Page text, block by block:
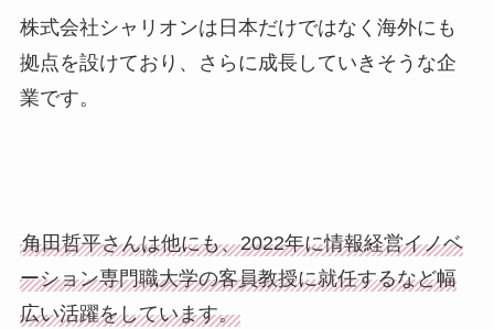
株式会社シャリオンは日本だけではなく海外にも
拠点を設けており、さらに成長していきそうな企
業です。
角田哲平さんは他にも、2022年に情報経営イノベ
ーション専門職大学の客員教授に就任するなど幅
広い活躍をしています。